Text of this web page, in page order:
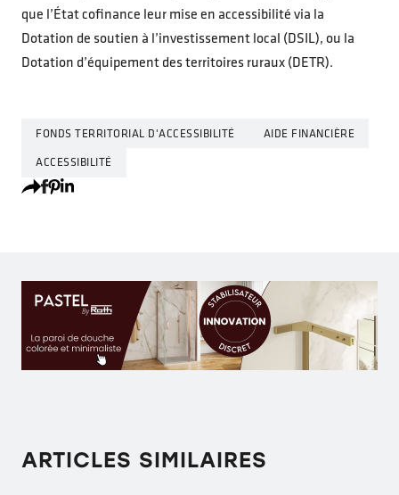
que l’État cofinance leur mise en accessibilité via la
Dotation de soutien à l’investissement local (DSIL), ou la
Dotation d’équipement des territoires ruraux (DETR).
FONDS TERRITORIAL D'ACCESSIBILITÉ AIDE FINANCIÈRE
ACCESSIBILITÉ
ARTICLES SIMILAIRES